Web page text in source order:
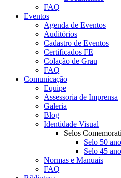
FAQ
Eventos
Agenda de Eventos
Auditórios
Cadastro de Eventos
Certificados FE
Colação de Grau
FAQ
Comunicação
Equipe
Assessoria de Imprensa
Galeria
Blog
Identidade Visual
Selos
Selo 50
Selo 45
Normas e Manuais
FAQ